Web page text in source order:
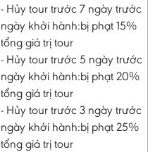
- Hủy tour trước 7 ngày trước
ngày khởi hành:bị phạt 15%
tổng giá trị tour
- Hủy tour trước 5 ngày trước
ngày khởi hành:bị phạt 20%
tổng giá trị tour
- Hủy tour trước 3 ngày trước
ngày khởi hành:bị phạt 25%
tổng giá trị tour